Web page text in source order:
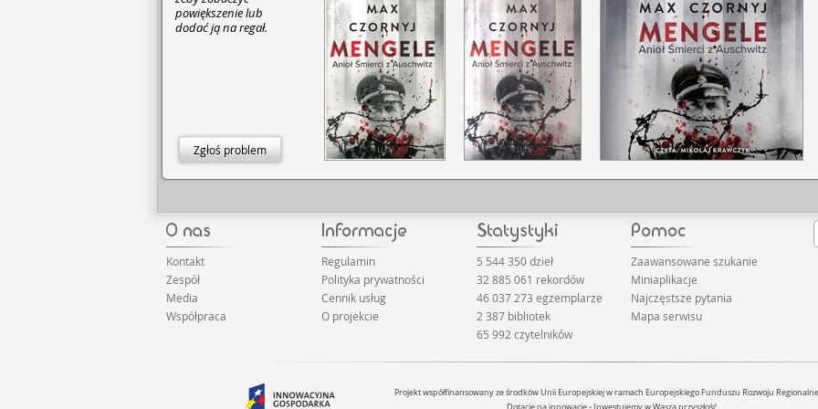
powiększenie lub
dodać ją na regał.
Zgłoś problem
Kontakt
Zespół
Media
Współpraca
Regulamin
Polityka prywatności
Cennik usług
O projekcie
5 544 350 dzieł
32 885 061 rekordów
46 037 273 egzemplarze
2 387 bibliotek
65 992 czytelników
Zaawansowane szukanie
Miniaplikacje
Najczęstsze pytania
Mapa serwisu
Projekt współfinansowany ze środków Unii Europejskiej w ramach Europejskiego Funduszu Rozwoju